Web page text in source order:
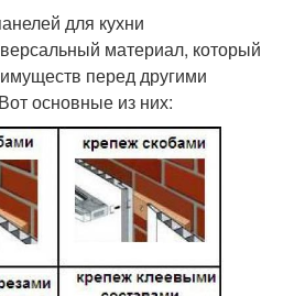
для кухни
материал, который
перед другими
основные из них: